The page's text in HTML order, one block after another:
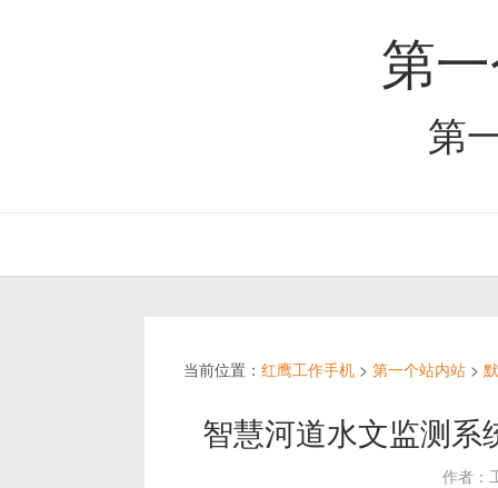
第
第
当前位置： 红鹰工作手机 > 第一个站内站 >
智慧河道水文监测系
作者：